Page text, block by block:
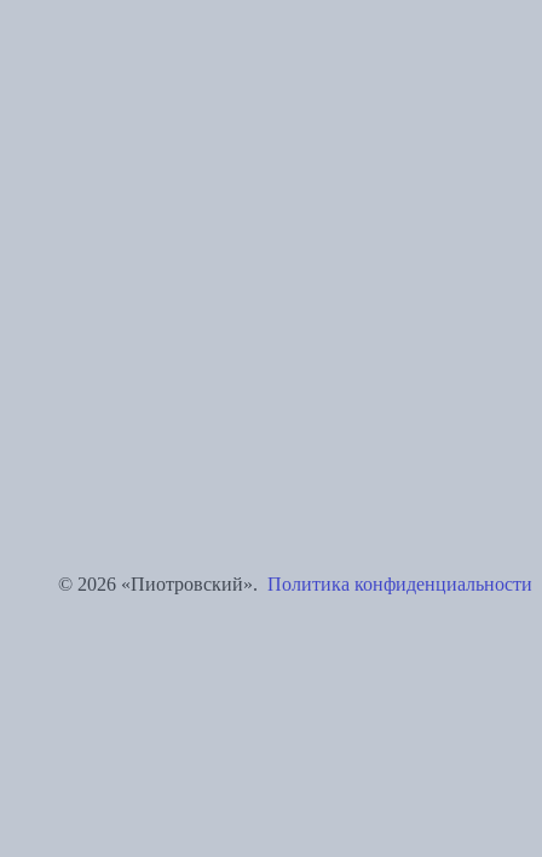
© 2026 «Пиотровский». Политика конфиденциальности